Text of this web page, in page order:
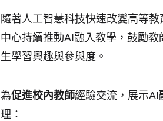
隨著人工智慧科技快速改變高等
中心持續推動AI融入教學，鼓勵
生學習興趣與參與度。
為促進校內教師經驗交流，展示AI
理：